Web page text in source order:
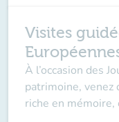
Visites
À l’occasion des
patrimoine, venez
riche en